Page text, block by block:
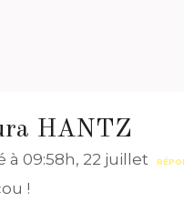
HANTZ
à 09:58h, 22 juillet
!